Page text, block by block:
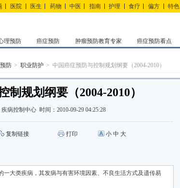
医院 医生 药物 中医 指南 护理 食疗 偏方 特色
理预防 癌症预防 肿瘤预防教育专家 癌症预防看点
防 职业防护 中国癌症预防与控制规划纲要（2004-2010）
制规划纲要（2004-2010）
疾病控制中心 时间： 2010-09-29 04:25:28
复制链接 打印 小 中 大
一大类疾病，其发病与有害环境因素、不良生活方式及遗传易